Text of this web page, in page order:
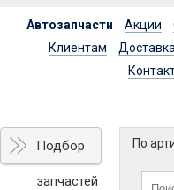
Автозапчасти Акции
Клиентам
Подбор
запчастей
По